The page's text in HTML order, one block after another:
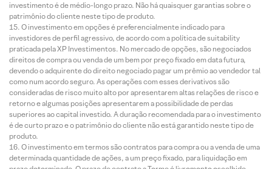
investimento é de médio-longo prazo. Não há quaisquer garantias sobre o
patrimônio do cliente neste tipo de produto.
O investimento em opções é preferencialmente indicado para
investidores de perfil agressivo, de acordo com a política de suitability
praticada pela XP Investimentos. No mercado de opções, são negociados
direitos de compra ou venda de um bem por preço fixado em data futura,
devendo o adquirente do direito negociado pagar um prêmio ao vendedor tal
como num acordo seguro. As operações com esses derivativos são
consideradas de risco muito alto por apresentarem altas relações de risco e
retorno e algumas posições apresentarem a possibilidade de perdas
superiores ao capital investido. A duração recomendada para o investimento
é de curto prazo e o patrimônio do cliente não está garantido neste tipo de
produto.
O investimento em termos são contratos para compra ou a venda de uma
determinada quantidade de ações, a um preço fixado, para liquidação em